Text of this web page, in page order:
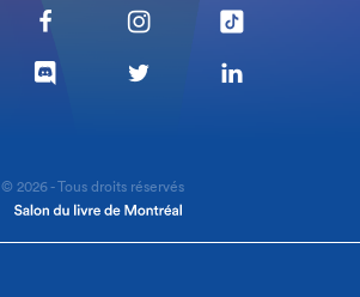
© 2026 - Tous droits réservés